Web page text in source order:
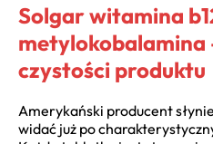
Solgar witamina
metylokobalamina
czystości produktu
Amerykański producent
widać już po